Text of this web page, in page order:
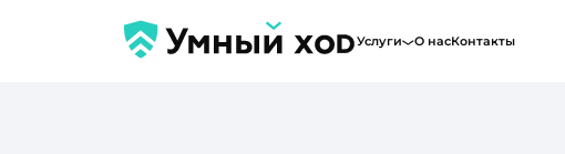
Услуги О насКонтакты